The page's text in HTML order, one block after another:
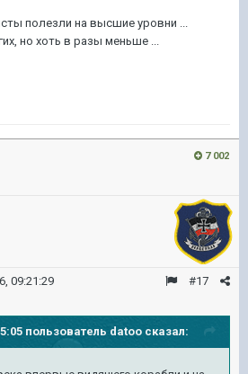
полезли на высшие уровни ...
но хоть в разы меньше ...
7 002
#17
09:21:29
пользователь datoo сказал: